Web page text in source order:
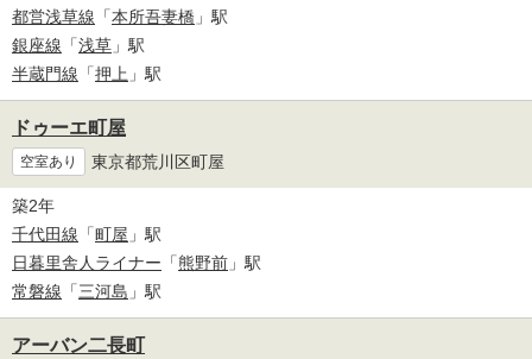
都営浅草線 「本所吾妻橋 」駅
銀座線 「浅草 」駅
半蔵門線 「押上 」駅
ドゥーエ町屋
空室あり 東京都荒川区町屋
築2年
千代田線 「町屋 」駅
日暮里舎人ライナー 「熊野前 」駅
常磐線 「三河島 」駅
アーバン二長町